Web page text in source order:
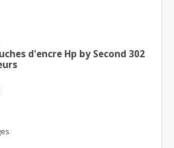
d'encre Hp by Second 302